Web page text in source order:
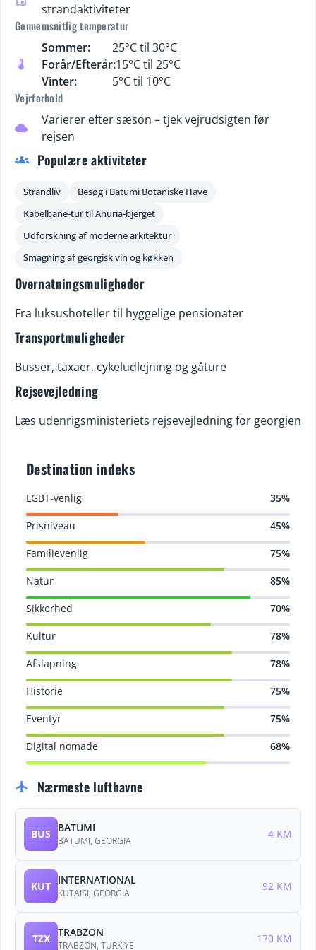
strandaktiviteter
Gennemsnitlig temperatur
thermostat
Sommer:
25°C til 30°C
Forår/Efterår:15°C til 25°C
Vinter:
5°C til 10°C
Vejrforhold
cloud
Varierer efter sæson – tjek vejrudsigten før
rejsen
groups Populære aktiviteter
Strandliv
Besøg i Batumi Botaniske Have
Kabelbane-tur til Anuria-bjerget
Udforskning af moderne arkitektur
Smagning af georgisk vin og køkken
Overnatningsmuligheder
Fra luksushoteller til hyggelige pensionater
Transportmuligheder
Busser, taxaer, cykeludlejning og gåture
Rejsevejledning
Læs udenrigsministeriets rejsevejledning for georgien
Destination indeks
LGBT-venlig 35%
Prisniveau 45%
Familievenlig 75%
Natur 85%
Sikkerhed 70%
Kultur 78%
Afslapning 78%
Historie 75%
Eventyr 75%
Digital nomade 68%
flight Nærmeste lufthavne
BUS BATUMI
BATUMI, GEORGIA
4 KM
KUT INTERNATIONAL
KUTAISI, GEORGIA
92 KM
TZX TRABZON
TRABZON, TURKIYE
170 KM